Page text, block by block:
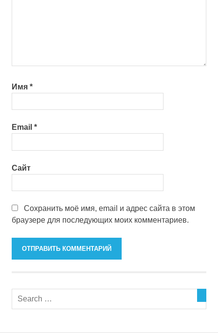
Имя *
Email *
Сайт
Сохранить моё имя, email и адрес сайта в этом
браузере для последующих моих комментариев.